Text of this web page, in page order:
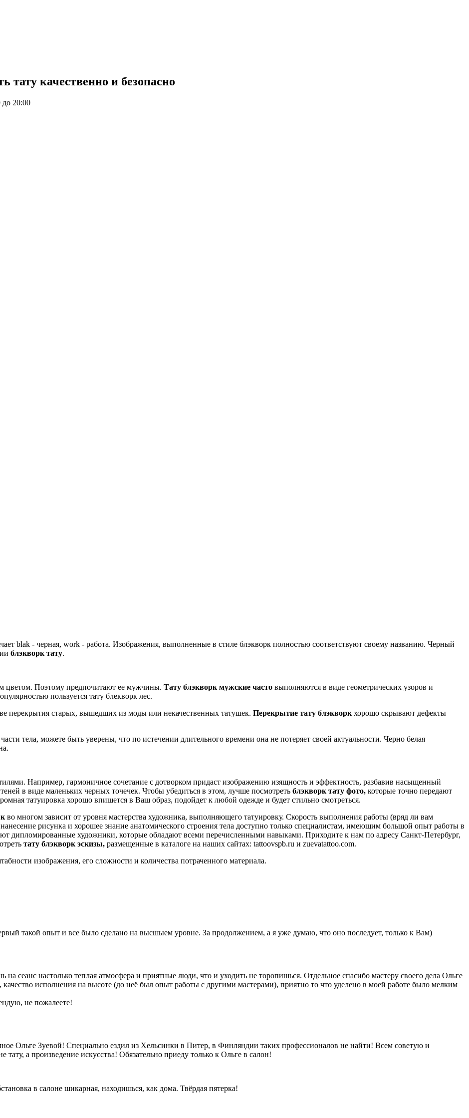
тату качественно и безопасно
до 20:00
blak - черная, work - работа. Изображения, выполненные в стиле блэкворк полностью соответствуют своему названию. Черный
блэкворк тату.
цветом. Поэтому предпочитают ее мужчины. Тату блэкворк мужские часто выполняются в виде геометрических узоров и
пользуется тату блекворк лес.
перекрытия старых, вышедших из моды или некачественных татушек. Перекрытие тату блэкворк хорошо скрывают дефекты
тела, можете быть уверены, что по истечении длительного времени она не потеряет своей актуальности. Черно белая
Например, гармоничное сочетание с дотворком придаст изображению изящность и эффектность, разбавив насыщенный
в виде маленьких черных точечек. Чтобы убедиться в этом, лучше посмотреть блэкворк тату фото, которые точно передают
татуировка хорошо впишется в Ваш образ, подойдет к любой одежде и будет стильно смотреться.
во многом зависит от уровня мастерства художника, выполняющего татуировку. Скорость выполнения работы (вряд ли вам
рисунка и хорошее знание анатомического строения тела доступно только специалистам, имеющим большой опыт работы в
дипломированные художники, которые обладают всеми перечисленными навыками. Приходите к нам по адресу Санкт-Петербург,
тату блэкворк эскизы, размещенные в каталоге на наших сайтах: tattoovspb.ru и zuevatattoo.com.
изображения, его сложности и количества потраченного материала.
такой опыт и все было сделано на высшыем уровне. За продолжением, а я уже думаю, что оно последует, только к Вам)
на сеанс настолько теплая атмосфера и приятные люди, что и уходить не торопишься. Отдельное спасибо мастеру своего дела Ольге
исполнения на высоте (до неё был опыт работы с другими мастерами), приятно то что уделено в моей работе было мелким
не пожалеете!
Ольге Зуевой! Специально ездил из Хельсинки в Питер, в Финляндии таких профессионалов не найти! Всем советую и
тату, а произведение искусства! Обязательно приеду только к Ольге в салон!
в салоне шикарная, находишься, как дома. Твёрдая пятерка!